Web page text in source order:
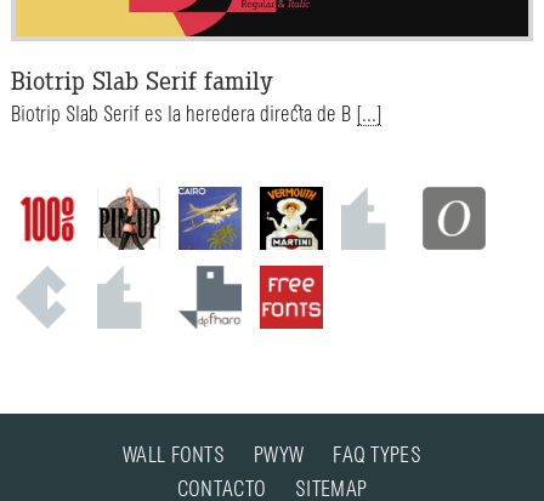
Biotrip Slab Serif family
Biotrip Slab Serif es la heredera directa de B [...]
WALL FONTS PWYW
FAQ TYPES
CONTACTO
SITEMAP